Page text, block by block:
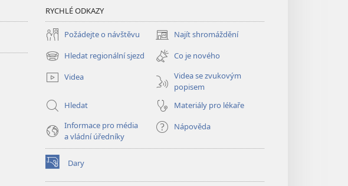
RYCHLÉ ODKAZY
Požádejte o návštěvu Najít shromáždění
(otevřeno
nové
okno)
Hledat regionální sjezd
(otevřeno
nové
okno)
Co je nového
Videa
Videa se zvukovým
popisem
Hledat
Materiály pro lékaře
Informace pro média
a vládní úředníky
Nápověda
Dary
(otevřeno
nové